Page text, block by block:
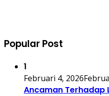
Popular Post
1
Februari 4, 2026
Ancaman Terhadap